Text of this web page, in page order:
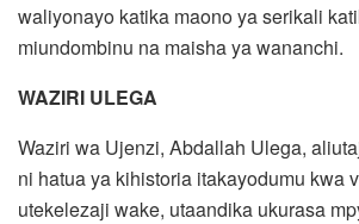
waliyonayo katika maono ya serikali
miundombinu na maisha ya wananchi.
WAZIRI ULEGA
Waziri wa Ujenzi, Abdallah Ulega,
ni hatua ya kihistoria itakayodumu kwa
utekelezaji wake, utaandika ukurasa